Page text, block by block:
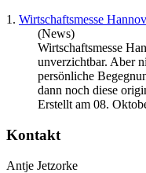
1. Wirtschaftsmesse
(News)
Wirtschaftsmesse
unverzichtbar. Aber
persönliche
dann noch diese
Erstellt am 08.
Kontakt
Antje Jetzorke